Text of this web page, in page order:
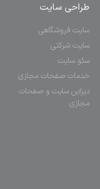
طراحی سایت
سایت فروشگاهی
سایت شرکتی
سئو سایت
خدمات صفحات مجازی
دیزاین سایت و صفحات
مجازی